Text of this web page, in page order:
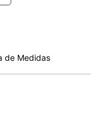
de Medidas